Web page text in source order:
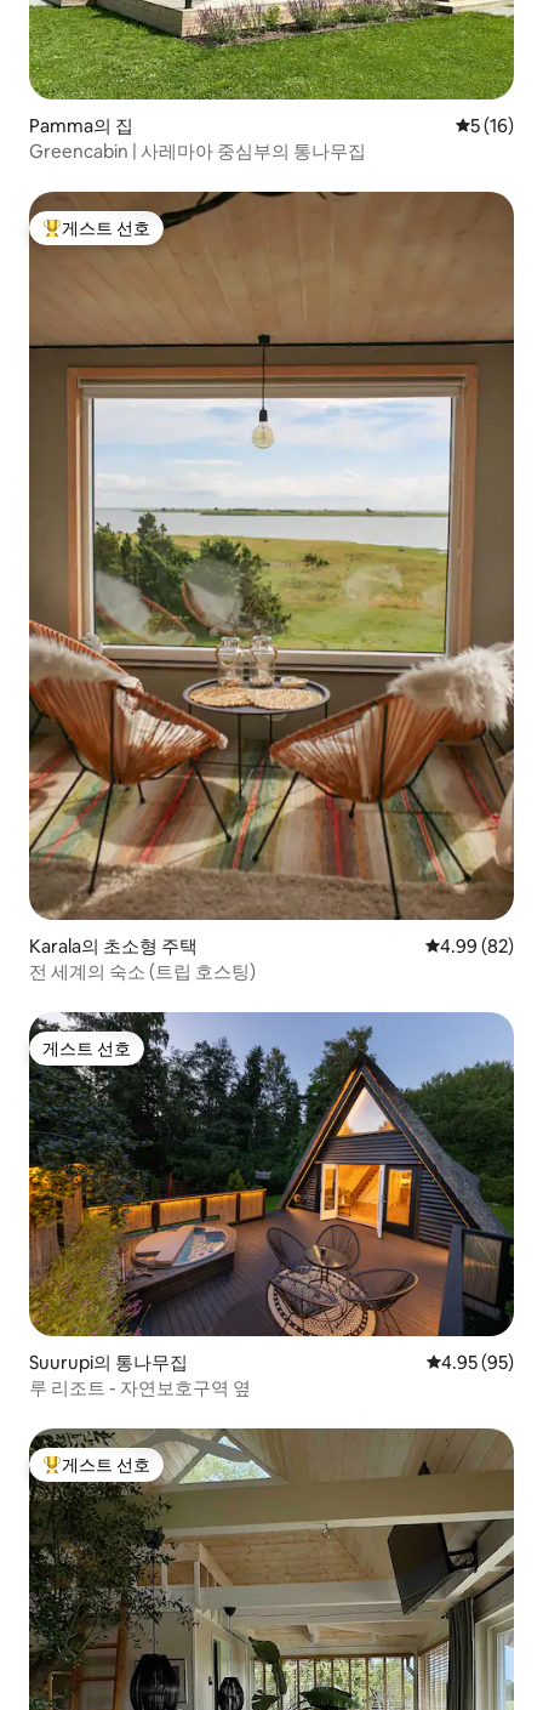
Pamma의 집 평점 5점
5 (16)
Greencabin | 사레마아 중심부의 통나무집
상위 게스트 선호
게스트 선호
Karala의 초소형 주택 평점 4.99점(5
4.99 (82)
전 세계의 숙소 (트립 호스팅)
게스트 선호
게스트 선호
Suurupi의 통나무집 평점 4.95점(5
4.95 (95)
루 리조트 - 자연보호구역 옆
상위 게스트 선호
게스트 선호